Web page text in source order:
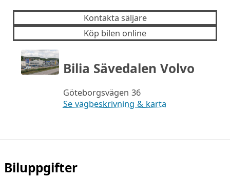
Kontakta säljare
Köp bilen online
Bilia Sävedalen Volvo
Göteborgsvägen 36
Se vägbeskrivning & karta
Biluppgifter